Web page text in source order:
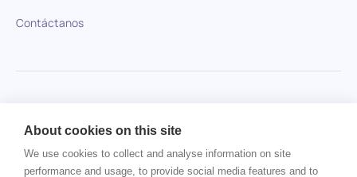
Contáctanos
No se ha encontrado ningún artículo.
About cookies on this site
We use cookies to collect and analyse information on site
performance and usage, to provide social media features and to